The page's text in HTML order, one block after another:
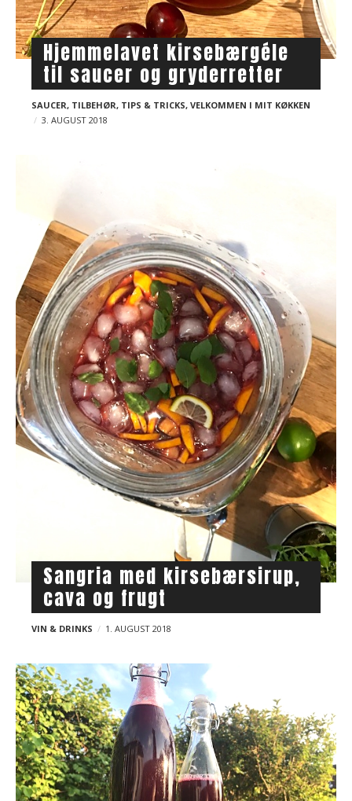
Hjemmelavet kirsebærgéle
til saucer og gryderretter
SAUCER, TILBEHØR, TIPS & TRICKS, VELKOMMEN I MIT KØKKEN
3. AUGUST 2018
Sangria med kirsebærsirup,
cava og frugt
VIN & DRINKS 1. AUGUST 2018